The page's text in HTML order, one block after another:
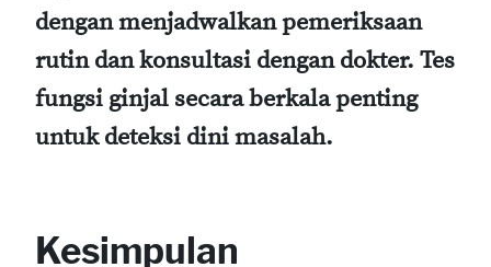
dengan menjadwalkan pemeriksaan
rutin dan konsultasi dengan dokter. Tes
fungsi ginjal secara berkala penting
untuk deteksi dini masalah.
Kesimpulan